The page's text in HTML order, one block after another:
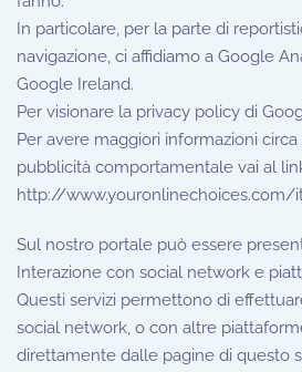
In particolare, per la parte di
navigazione, ci affidiamo a Google
Google Ireland.
Per visionare la privacy policy di
Per avere maggiori informazioni
pubblicità comportamentale vai al
http://
Sul nostro portale può essere
Interazione con social network e
Questi servizi permettono di
social network, o con altre
direttamente dalle pagine di questo